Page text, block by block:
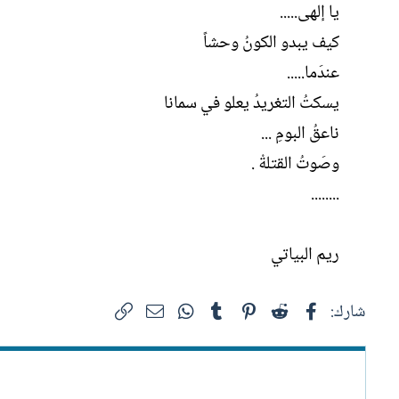
يا إلهى.....
كيف يبدو الكونُ وحشاً
عندَما.....
يسكتُ التغريدُ يعلو في سمانا
ناعقُ البومِ ...
وصَوتُ القتلةْ .
........
ريم البياتي
شارك: فيسبوكReddit
Pinterest
Tumblr
WhatsAppالبريد الإلكتروني